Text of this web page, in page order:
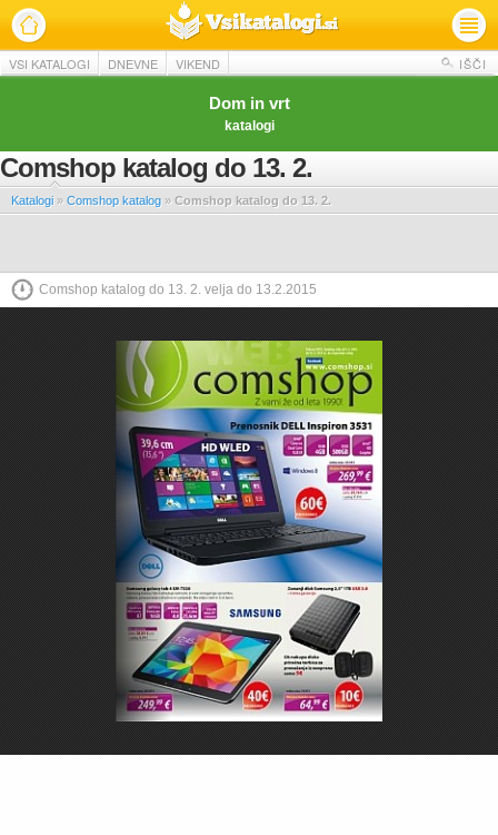
VSI KATALOGI DNEVNE VIKEND IŠČI
Dom in vrt
katalogi
Comshop katalog do 13. 2.
Katalogi » Comshop katalog » Comshop katalog do 13. 2.
Comshop katalog do 13. 2. velja do 13.2.2015